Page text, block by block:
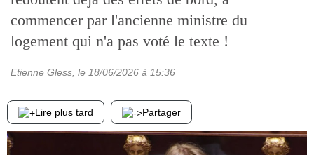
commencer par l'ancienne ministre du
logement qui n'a pas voté le texte !
Etienne Gless , le 18/06/2026 à 15:36
Lire plus tard Partager